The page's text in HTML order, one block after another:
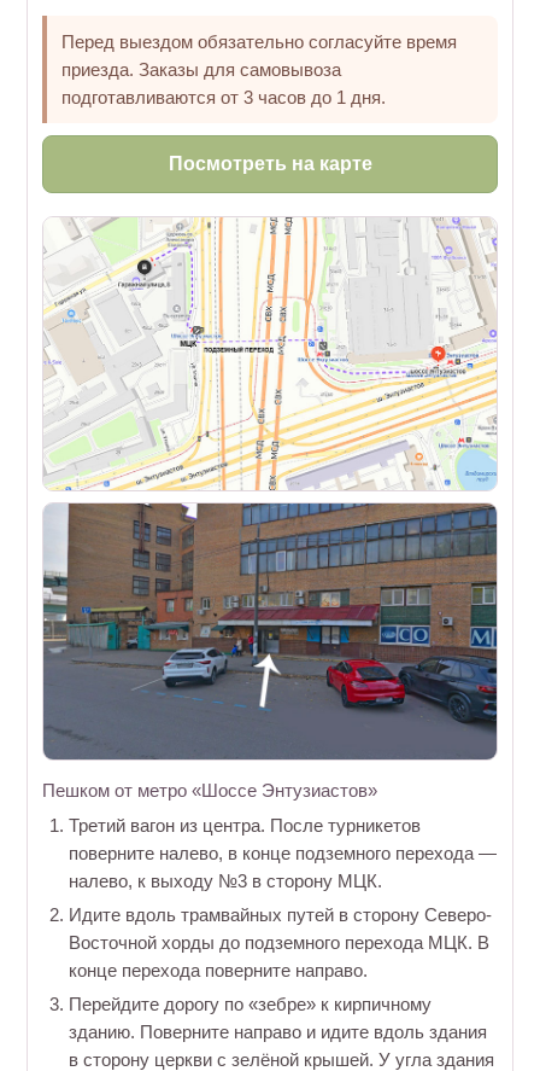
Перед выездом обязательно согласуйте время
приезда. Заказы для самовывоза
подготавливаются от 3 часов до 1 дня.
Посмотреть на карте
Пешком от метро «Шоссе Энтузиастов»
Третий вагон из центра. После турникетов
поверните налево, в конце подземного перехода —
налево, к выходу №3 в сторону МЦК.
Идите вдоль трамвайных путей в сторону Северо-
Восточной хорды до подземного перехода МЦК. В
конце перехода поверните направо.
Перейдите дорогу по «зебре» к кирпичному
зданию. Поверните направо и идите вдоль здания
в сторону церкви с зелёной крышей. У угла здания